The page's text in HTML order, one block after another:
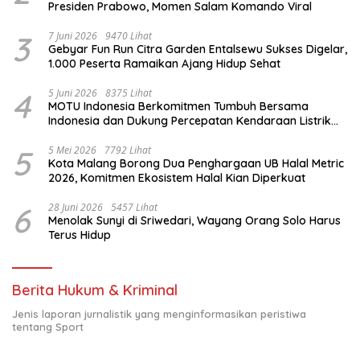
Presiden Prabowo, Momen Salam Komando Viral
3 7 Juni 2026 9470 Lihat
Gebyar Fun Run Citra Garden Entalsewu Sukses Digelar,
1.000 Peserta Ramaikan Ajang Hidup Sehat
4 5 Juni 2026 8375 Lihat
MOTU Indonesia Berkomitmen Tumbuh Bersama
Indonesia dan Dukung Percepatan Kendaraan Listrik
5 5 Mei 2026 7792 Lihat
Kota Malang Borong Dua Penghargaan UB Halal Metric
2026, Komitmen Ekosistem Halal Kian Diperkuat
6 28 Juni 2026 5457 Lihat
Menolak Sunyi di Sriwedari, Wayang Orang Solo Harus
Terus Hidup
Berita Hukum & Kriminal
Jenis laporan jurnalistik yang menginformasikan peristiwa
tentang Sport